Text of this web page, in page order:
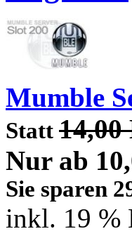
Mumble
Statt 14,00
Nur ab
Sie sparen
inkl. 19 %